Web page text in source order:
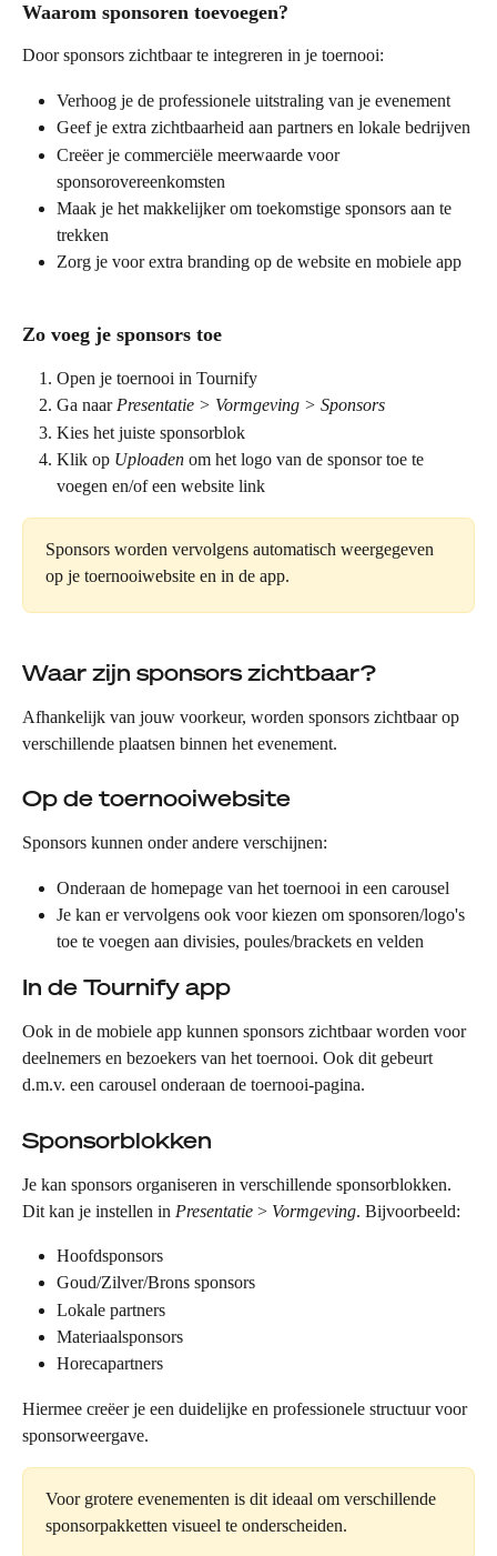
Waarom sponsoren toevoegen?
Door sponsors zichtbaar te integreren in je toernooi:
Verhoog je de professionele uitstraling van je evenement
Geef je extra zichtbaarheid aan partners en lokale bedrijven
Creëer je commerciële meerwaarde voor
sponsorovereenkomsten
Maak je het makkelijker om toekomstige sponsors aan te
trekken
Zorg je voor extra branding op de website en mobiele app
Zo voeg je sponsors toe
Open je toernooi in Tournify
Ga naar Presentatie > Vormgeving > Sponsors
Kies het juiste sponsorblok
Klik op Uploaden om het logo van de sponsor toe te
voegen en/of een website link
Sponsors worden vervolgens automatisch weergegeven
op je toernooiwebsite en in de app.
Waar zijn sponsors zichtbaar?
Afhankelijk van jouw voorkeur, worden sponsors zichtbaar op
verschillende plaatsen binnen het evenement.
Op de toernooiwebsite
Sponsors kunnen onder andere verschijnen:
Onderaan de homepage van het toernooi in een carousel
Je kan er vervolgens ook voor kiezen om sponsoren/logo's
toe te voegen aan divisies, poules/brackets en velden
In de Tournify app
Ook in de mobiele app kunnen sponsors zichtbaar worden voor
deelnemers en bezoekers van het toernooi. Ook dit gebeurt
d.m.v. een carousel onderaan de toernooi-pagina.
Sponsorblokken
Je kan sponsors organiseren in verschillende sponsorblokken.
Dit kan je instellen in Presentatie > Vormgeving. Bijvoorbeeld:
Hoofdsponsors
Goud/Zilver/Brons sponsors
Lokale partners
Materiaalsponsors
Horecapartners
Hiermee creëer je een duidelijke en professionele structuur voor
sponsorweergave.
Voor grotere evenementen is dit ideaal om verschillende
sponsorpakketten visueel te onderscheiden.